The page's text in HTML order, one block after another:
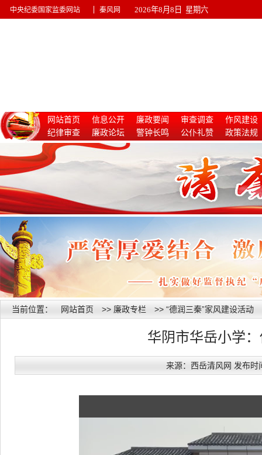
中央纪委国家监委网站 秦风网 2026年8月8日 星期六
网站首页 信息公开 廉政要闻 审查调查
作风建设
纪律审查
廉政论坛 警钟长鸣 公仆礼赞
政策法规
惩治腐败
当前位置： 网站首页 >> 廉政专栏 >> “德润三秦”家风建设活动
华阴市华岳小学
来源：西岳清风网 发布